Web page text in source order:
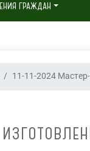
ГРАЖДАН
11-11-2024